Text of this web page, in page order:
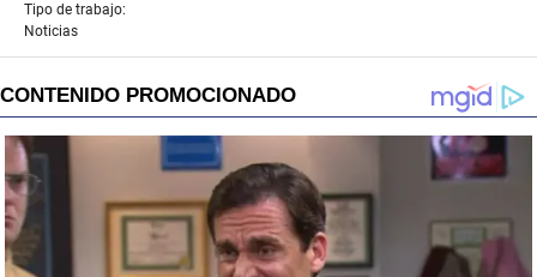
Tipo de trabajo:
Noticias